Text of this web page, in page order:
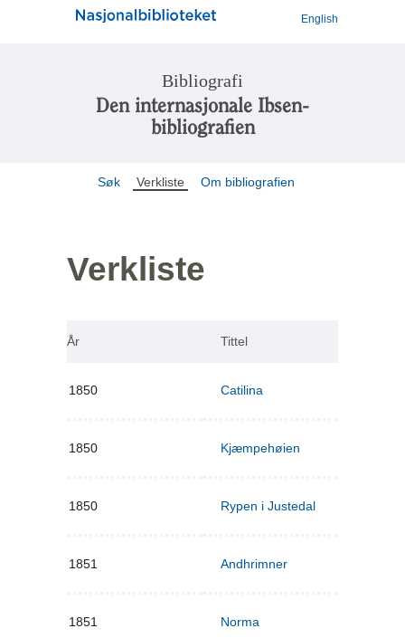
English
Bibliografi
Den internasjonale Ibsen-
bibliografien
Søk Verkliste Om bibliografien
Verkliste
År Tittel
1850 Catilina
1850 Kjæmpehøien
1850 Rypen i Justedal
1851 Andhrimner
1851 Norma